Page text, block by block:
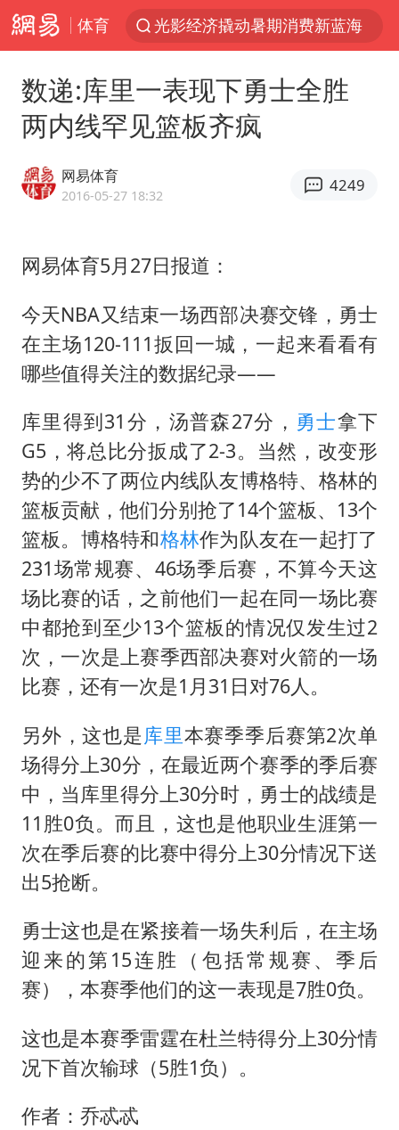
体育
光影经济撬动暑期消费新蓝海
“新疆的交警怎么个个像我妈”
情侣平潭拍日出坠崖1死1伤
白海豚将正面袭击贯穿浙江
微信又有新功能，你可以“撤回”你的撤回了！
郑丽文：台湾从来没有“独立”过
商场现钱学森巨幅海报 负责人回应
杭州全市有序停课
“不怕六爷挂得多 就怕六爷挂一颗”
WTT瑞典大满贯女单签表出炉
36岁男演员成景区NPC后人气爆棚
乐享全民健身 共筑健康中国
数递:库里一表现下勇士全胜
两内线罕见篮板齐疯
网易体育
2016-05-27 18:32
4249
网易体育5月27日报道：
今天NBA又结束一场西部决赛交锋，勇士
在主场120-111扳回一城，一起来看看有
哪些值得关注的数据纪录——
库里得到31分，汤普森27分， 勇士拿下
G5，将总比分扳成了2-3。当然，改变形
势的少不了两位内线队友博格特、格林的
篮板贡献，他们分别抢了14个篮板、13个
篮板。博格特和格林作为队友在一起打了
231场常规赛、46场季后赛，不算今天这
场比赛的话，之前他们一起在同一场比赛
中都抢到至少13个篮板的情况仅发生过2
次，一次是上赛季西部决赛对火箭的一场
比赛，还有一次是1月31日对76人。
另外，这也是 库里本赛季季后赛第2次单
场得分上30分，在最近两个赛季的季后赛
中，当库里得分上30分时，勇士的战绩是
11胜0负。而且，这也是他职业生涯第一
次在季后赛的比赛中得分上30分情况下送
出5抢断。
勇士这也是在紧接着一场失利后，在主场
迎来的第15连胜（包括常规赛、季后
赛），本赛季他们的这一表现是7胜0负。
这也是本赛季雷霆在杜兰特得分上30分情
况下首次输球（5胜1负）。
作者：乔忒忒